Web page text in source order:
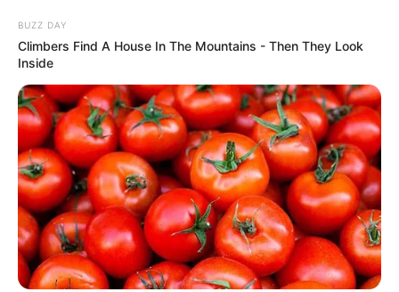
BUZZ DAY
Climbers Find A House In The Mountains - Then They Look
Inside